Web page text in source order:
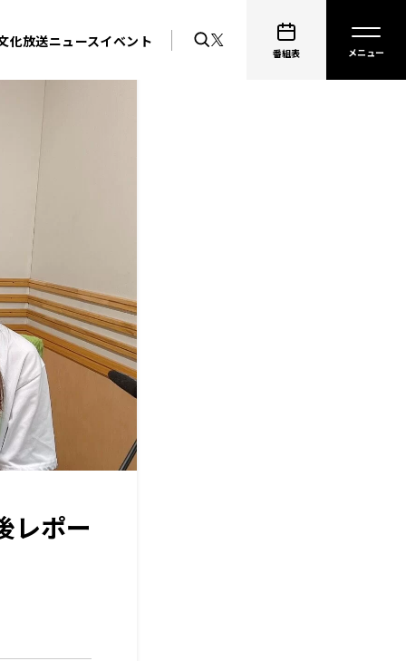
化放送ニュースイベント
番組表
レポー